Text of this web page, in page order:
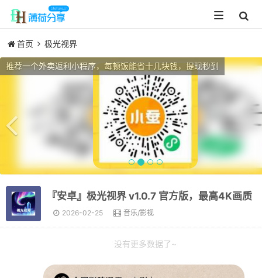
Toggle
navigation
首页 极光视界
推荐一个外卖返利小程序，每顿饭能省十几块钱，提现秒到
Previous
『安卓』极光视界 v1.0.7 官方版，最高4K画质
2026-02-25 音乐/影视
没有更多数据了~